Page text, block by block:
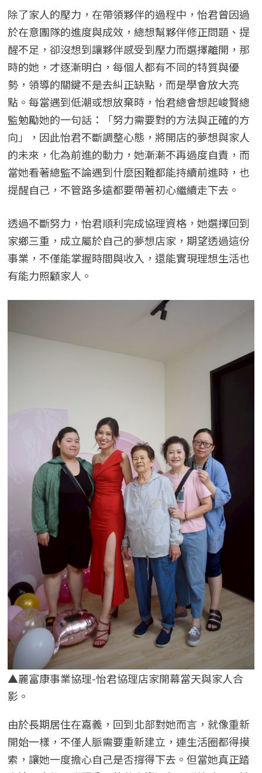
除了家人的壓力，在帶領夥伴的過程中，怡君曾因過
於在意團隊的進度與成效，總想幫夥伴修正問題、提
醒不足，卻沒想到讓夥伴感受到壓力而選擇離開，那
時的她，才逐漸明白，每個人都有不同的特質與優
勢，領導的關鍵不是去糾正缺點，而是學會放大亮
點。每當遇到低潮或想放棄時，怡君總會想起峻賢總
監勉勵她的一句話：「努力需要對的方法與正確的方
向」，因此怡君不斷調整心態，將開店的夢想與家人
的未來，化為前進的動力，她漸漸不再過度自責，而
當她看著總監不論遇到什麼困難都能持續前進時，也
提醒自己，不管路多遠都要帶著初心繼續走下去。
透過不斷努力，怡君順利完成協理資格，她選擇回到
家鄉三重，成立屬於自己的夢想店家，期望透過這份
事業，不僅能掌握時間與收入，還能實現理想生活也
有能力照顧家人。
▲麗富康事業協理-怡君協理店家開幕當天與家人合
影。
由於長期居住在嘉義，回到北部對她而言，就像重新
開始一樣，不僅人脈需要重新建立，連生活圈都得摸
索，讓她一度擔心自己是否撐得下去。但當她真正踏